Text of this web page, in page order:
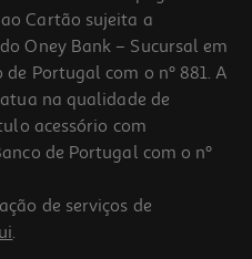
1l
ao Cartão sujeita a
Oney Bank – Sucursal em
Portugal com o nº 881. A
na qualidade de
acessório com
de Portugal com o nº
de serviços de
.